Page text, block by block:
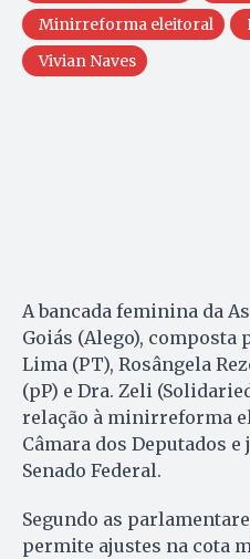
Minirreforma eleitoral
Vivian Naves
A bancada feminina da
Goiás (Alego), composta
Lima (PT), Rosângela
(pP) e Dra. Zeli
relação à minirreforma
Câmara dos Deputados
Senado Federal.
Segundo as
permite ajustes na cota